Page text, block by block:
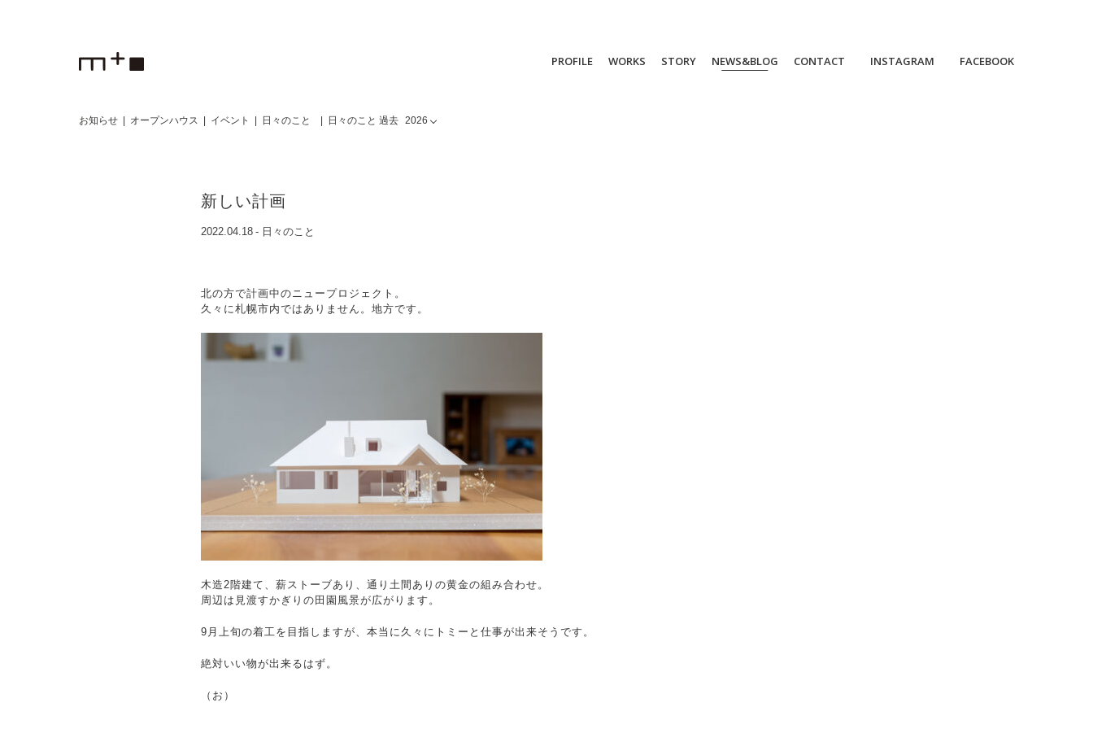
PROFILE WORKS STORY NEWS&BLOG CONTACT INSTAGRAM FACEBOOK
お知らせ オープンハウス イベント 日々のこと 日々のこと 過去 2026
新しい計画
2022.04.18 - 日々のこと
北の方で計画中のニュープロジェクト。
久々に札幌市内ではありません。地方です。
木造2階建て、薪ストーブあり、通り土間ありの黄金の組み合わせ。
周辺は見渡すかぎりの田園風景が広がります。
9月上旬の着工を目指しますが、本当に久々にトミーと仕事が出来そうです。
絶対いい物が出来るはず。
（お）